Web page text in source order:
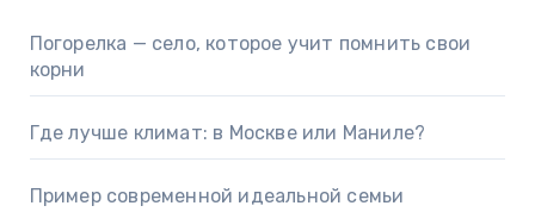
Погорелка — село, которое учит помнить свои
корни
Где лучше климат: в Москве или Маниле?
Пример современной идеальной семьи